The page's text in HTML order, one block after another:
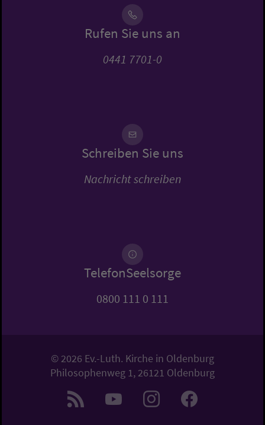
Rufen Sie uns an
0441 7701-0
Schreiben Sie uns
Nachricht schreiben
TelefonSeelsorge
0800 111 0 111
© 2026 Ev.-Luth. Kirche in Oldenburg
Philosophenweg 1, 26121 Oldenburg